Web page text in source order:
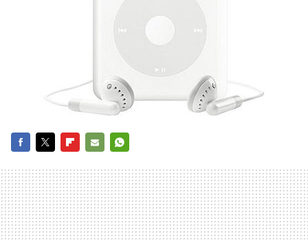
MAIL